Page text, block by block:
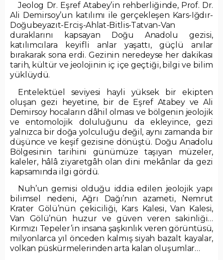
Jeolog Dr. Eşref Atabey’in rehberliğinde, Prof. Dr.
Ali Demirsoy’un katılımı ile gerçekleşen Kars-Iğdır-
Doğubeyazıt-Erciş-Ahlat-Bitlis-Tatvan-Van
duraklarını kapsayan Doğu Anadolu gezisi,
katılımcılara keyifli anlar yaşattı, güçlü anılar
bırakarak sona erdi. Gezinin neredeyse her dakikası
tarih, kültür ve jeolojinin iç içe geçtiği, bilgi ve bilim
yüklüydü.
Entelektüel seviyesi hayli yüksek bir ekipten
oluşan gezi heyetine, bir de Eşref Atabey ve Ali
Demirsoy hocaların dâhil olması ve bölgenin jeolojik
ve entomolojik doluluğunu da ekleyince, gezi
yalnızca bir doğa yolculuğu değil, aynı zamanda bir
düşünce ve keşif gezisine dönüştü. Doğu Anadolu
Bölgesinin tarihini günümüze taşıyan müzeler,
kaleler, hâlâ ziyaretgâh olan dini mekânlar da gezi
kapsamında ilgi gördü.
Nuh’un gemisi olduğu iddia edilen jeolojik yapı
bilimsel nedeni, Ağrı Dağı’nın azameti, Nemrut
Krater Gölü’nün çekiciliği, Kars Kalesi, Van Kalesi,
Van Gölü’nün huzur ve güven veren sakinliği…
Kırmızı Tepeler’in insana şaşkınlık veren görüntüsü,
milyonlarca yıl önceden kalmış siyah bazalt kayalar,
volkan püskürmelerinden arta kalan oluşumlar…